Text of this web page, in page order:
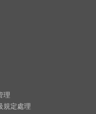
理
規定處理